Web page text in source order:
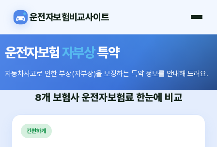
운전자보험비교사이트
운전자보험자부상특약
자동차사고로 인한 부상(자부상)을 보장하는 특약 정보를 안내해 드려요.
8개 보험사운전자보험료 한눈에 비교
간편하게